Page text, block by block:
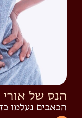
הנס של אורי
הכאבים נעלמו